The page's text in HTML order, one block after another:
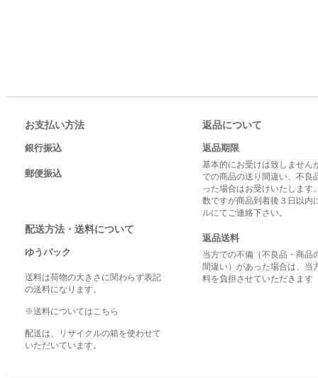
お支払い方法
銀行振込
郵便振込
配送方法・送料について
ゆうパック
送料は荷物の大きさに関わらず表記
の送料になります。
※送料についてはこちら
配送は、リサイクルの箱を使わせて
いただいています。
返品について
返品期限
基本的にお受けは致しません
での商品の送り間違い、不良
った場合はお受けいたします
数ですが商品到着後３日以内
ルにてご連絡下さい。
返品送料
当方での不備（不良品・商品
間違い）があった場合は、当
料を負担させていただきます